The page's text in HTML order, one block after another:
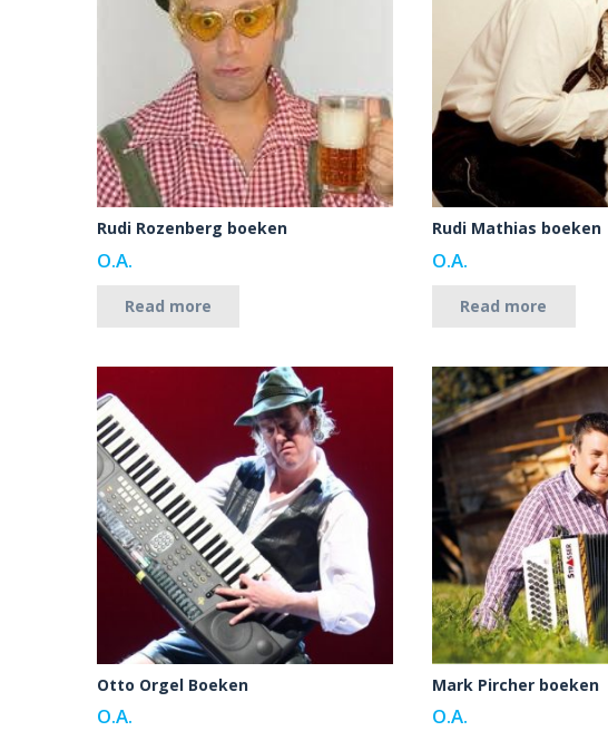
Rudi Rozenberg boeken
O.A.
Read more
Rudi Mathias boeken
O.A.
Read more
Otto Orgel Boeken
O.A.
Mark Pircher boeken
O.A.